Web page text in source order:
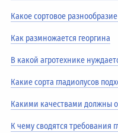
Какое сортовое
Как размножается георгина
В какой агротехнике
Какие сорта гладиолусов
Какими качествами должны
К чему сводятся требования